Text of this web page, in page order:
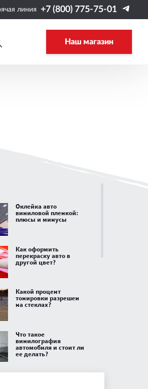
линия +7 (800) 775-75-01
Наш магазин
Оклейка авто
виниловой пленкой:
плюсы и минусы
Как оформить
перекраску авто в
другой цвет?
Какой процент
тонировки разрешен
на стеклах?
Что такое
винилография
автомобиля и стоит ли
ее делать?